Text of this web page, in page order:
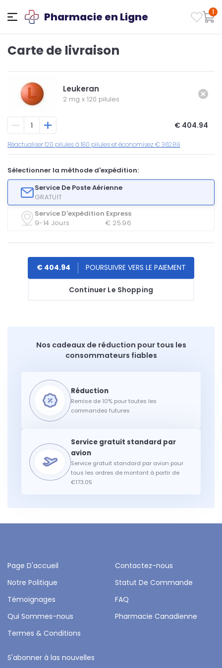
Pharmacie en Ligne 1
Carte de livraison
Leukeran
2 mg x 120 pilules
€ 404.94
Réactualiser 120 pilules à 180 pilules et économisez € 362.89
Sélectionner la méthode d'expédition:
Service De Poste Aérienne
GRATUIT
Service D'expédition Express
9-14 Jours
€ 25.96
Continuer Le Shopping
€ 404.94
Nos cadeaux de réduction pour tous les
consommateurs fiables
Remise de 10% pour toutes les
commandes futures
Service gratuit standard par avion pour
tous les ordres de montant à partir de
€173.05
Page D'accueil
Contactez-nous
Notre Politique
Statut De Commande
Témoignages
FAQ
Qui Sommes-nous
Pharmacie Canadienne
Termes & Conditions
S'abonner à las nouvelles